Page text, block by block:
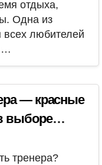
отдыха,
Одна из
любителей
— красные
выборе
тренера?